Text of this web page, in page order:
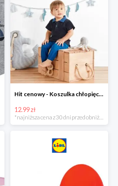
Hit cenowy - Koszulka chłopięca polo
12.99 zł
*najniższa cena z 30 dni przed obniżką